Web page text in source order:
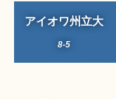
アイオワ州立大
8-5